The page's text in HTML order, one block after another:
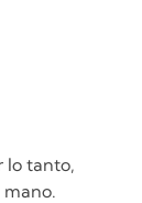
lo tanto,